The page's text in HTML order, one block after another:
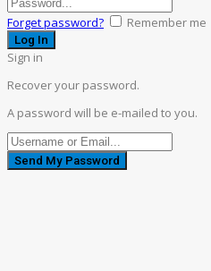
Forget password? Remember me
Sign in
Recover your password.
A password will be e-mailed to you.